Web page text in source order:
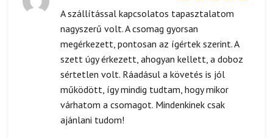
Értékelés:
5
A szállítással kapcsolatos tapasztalatom
nagyszerű volt. A csomag gyorsan
megérkezett, pontosan az ígértek szerint. A
szett úgy érkezett, ahogyan kellett, a doboz
sértetlen volt. Ráadásul a követés is jól
működött, így mindig tudtam, hogy mikor
várhatom a csomagot. Mindenkinek csak
ajánlani tudom!